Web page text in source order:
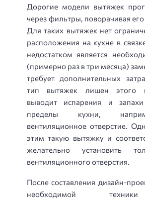
Дорогие модели вытяжек
через фильтры, поворачивая
Для таких вытяжек нет
расположения на кухне в
недостатком является
(примерно раз в три месяца)
требует дополнительных
тип вытяжек лишен этого
выводит испарения и
пределы кухни,
вентиляционное отверстие.
этим такую ​​вытяжку и
желательно установить
вентиляционного отверстия.
После составления дизайн-
необходимой